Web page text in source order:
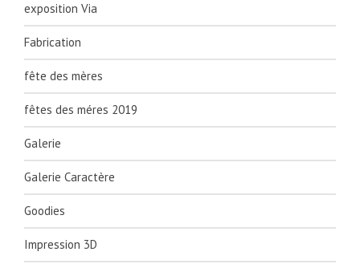
exposition Via
Fabrication
fête des mères
fêtes des méres 2019
Galerie
Galerie Caractère
Goodies
Impression 3D